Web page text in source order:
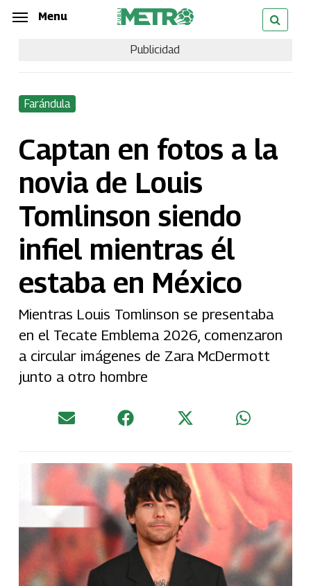
Skip
content
Menu
Publicidad
Farándula
Captan en fotos a la
novia de Louis
Tomlinson siendo
infiel mientras él
estaba en México
Mientras Louis Tomlinson se presentaba
en el Tecate Emblema 2026, comenzaron
a circular imágenes de Zara McDermott
junto a otro hombre
Menu